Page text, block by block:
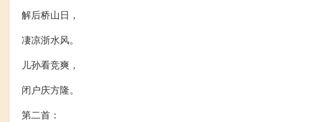
解后桥山日，
凄凉浙水风。
儿孙看竞爽，
闭户庆方隆。
第二首：